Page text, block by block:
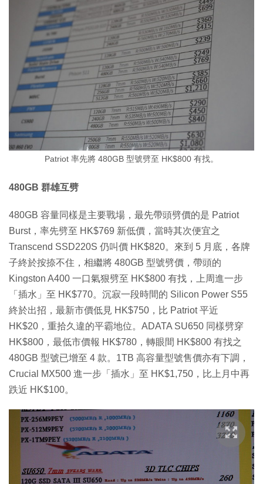
Patriot 率先將 480GB 型號劈至 HK$800 有找。
480GB 群雄互劈
480GB 容量同樣是主要戰場，最先帶頭劈價的是 Patriot
Burst，率先劈至 HK$769 新低價，當時其次便宜之
Transcend SSD220S 仍叫價 HK$820。來到 5 月底，各牌
子終於按捺不住，相繼將 480GB 型號劈價，帶頭的
Kingston A400 一口氣狠劈至 HK$800 有找，上周進一步
「插水」至 HK$770。沉寂一段時間的 Silicon Power S55
終於出招，最新市價低見 HK$750，比 Patriot 平近
HK$20，重拾久違的平霸地位。ADATA SU650 同樣劈穿
HK$800，最低市價報 HK$780，轉眼間 HK$800 有找之
480GB 型號已增至 4 款。1TB 高容量型號售價亦有下調，
Crucial MX500 進一步「插水」至 HK$1,750，比上月中再
跌近 HK$100。